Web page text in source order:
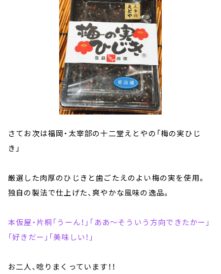
さてお次は福岡・太宰部の十二堂えとやの「梅の実ひじ
き」
厳選した肉厚のひじきと歯ごたえのよい梅の実を使用。
独自の製法で仕上げた、爽やかな風味の逸品。
本仮屋・片桐「うーん！」「ああ～そういう方向できたかー」
「好きだー」「美味しい！」
お二人、唸りまくっています！！